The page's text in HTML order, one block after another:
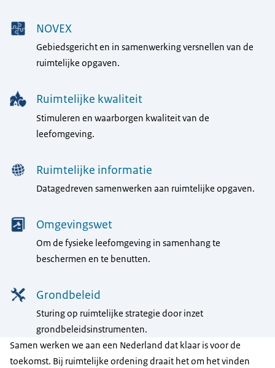
NOVEX
Gebiedsgericht en in samenwerking versnellen van de
ruimtelijke opgaven.
Ruimtelijke kwaliteit
Stimuleren en waarborgen kwaliteit van de
leefomgeving.
Ruimtelijke informatie
Datagedreven samenwerken aan ruimtelijke opgaven.
Omgevingswet
Om de fysieke leefomgeving in samenhang te
beschermen en te benutten.
Grondbeleid
Sturing op ruimtelijke strategie door inzet
grondbeleidsinstrumenten.
Samen werken we aan een Nederland dat klaar is voor de
toekomst. Bij ruimtelijke ordening draait het om het vinden